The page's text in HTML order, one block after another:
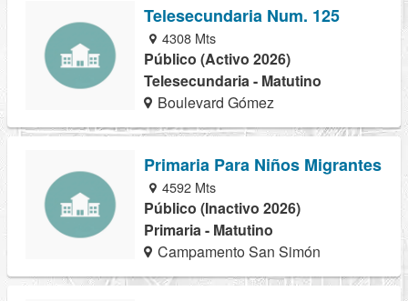
Telesecundaria Num. 125
4308 Mts
Público (Activo 2026)
Telesecundaria - Matutino
Boulevard Gómez
Primaria Para Niños Migrantes
4592 Mts
Público (Inactivo 2026)
Primaria - Matutino
Campamento San Simón